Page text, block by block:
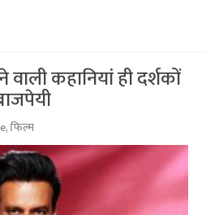
कहानियां ही दर्शकों
,फिल्म